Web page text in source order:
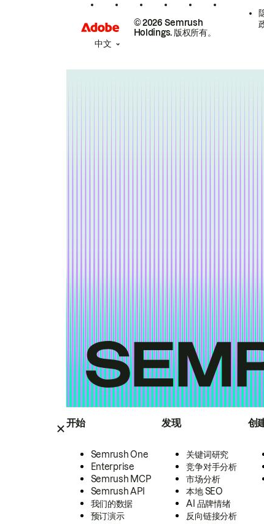
开始
Semrush One
Enterprise
Semrush MCP
Semrush API
我们的数据
预订演示
发现
关键词研究
竞争对手分析
市场分析
本地 SEO
AI 品牌情绪
反向链接分析
创
© 2026 Semrush
Holdings. 版权所有。
中文